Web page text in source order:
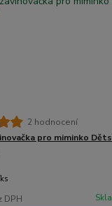
2 hodnocení
pro miminko
ks
DPH